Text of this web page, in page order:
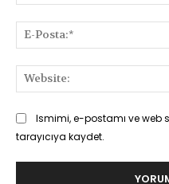
Ismimi, e-postamı ve web
tarayıcıya kaydet.